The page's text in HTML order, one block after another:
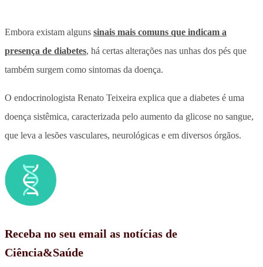
Embora existam alguns sinais mais comuns que indicam a
presença de diabetes, há certas alterações nas unhas dos pés que
também surgem como sintomas da doença.
O endocrinologista Renato Teixeira explica que a diabetes é uma
doença sistêmica, caracterizada pelo aumento da glicose no sangue,
que leva a lesões vasculares, neurológicas e em diversos órgãos.
Receba no seu email as notícias de
Ciência&Saúde